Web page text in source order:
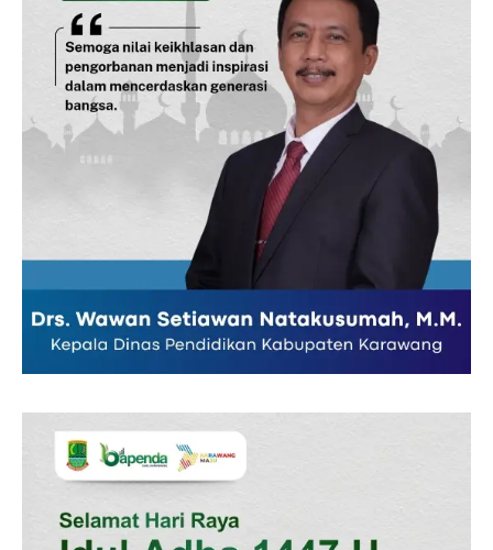
News Week
Magazine PRO
SUBSCRIBE NOW
Company
Kontak Kami